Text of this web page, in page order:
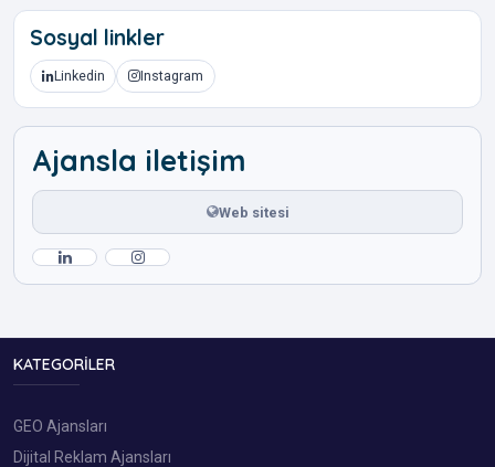
Sosyal linkler
Linkedin Instagram
Ajansla iletişim
Web sitesi
KATEGORILER
GEO Ajansları
Dijital Reklam Ajansları